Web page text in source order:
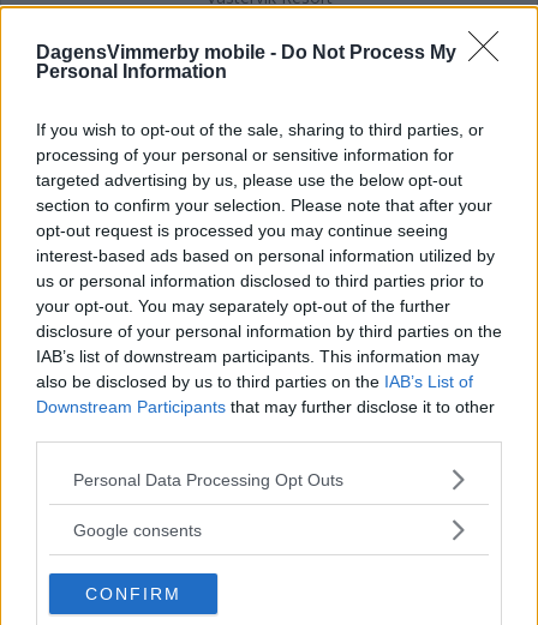
DagensVimmerby mobile - Do Not Process My
Personal Information
If you wish to opt-out of the sale, sharing to third parties, or
processing of your personal or sensitive information for
targeted advertising by us, please use the below opt-out
section to confirm your selection. Please note that after your
opt-out request is processed you may continue seeing
interest-based ads based on personal information utilized by
us or personal information disclosed to third parties prior to
your opt-out. You may separately opt-out of the further
disclosure of your personal information by third parties on the
IAB’s list of downstream participants. This information may
also be disclosed by us to third parties on the IAB’s List of
Downstream Participants that may further disclose it to other
Please note that this website/app uses one or more Google
not limited to your visit or usage behaviour. You may click to
use your data for below specified purposes in below Google
consent section.
Personal Data Processing Opt Outs
Google consents
CONFIRM
Simona Mohamsson tog en rundtur och
mötte väljare på Västervik Resort
Annons:
De vill att Vimmerbyborna får veta mer
inför valet – han leder debatten
POLITIK 28 juli 2026 15.00
Hilda Helmersson (C) om våld i ungas
nära relationer: "Mörkertalet är stort”
POLITIK 22 juli 2026 18.00